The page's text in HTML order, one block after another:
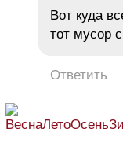
Вот куда
тот мусор
Ответить